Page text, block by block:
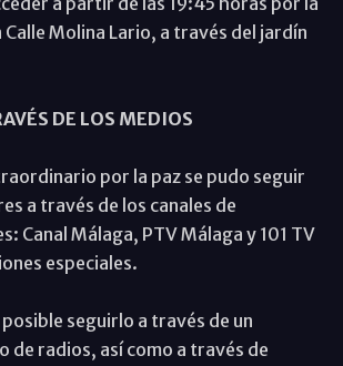
Molina Lario, a través del jardín
DE LOS MEDIOS
por la paz se pudo seguir
a través de los canales de
Canal Málaga, PTV Málaga y 101 TV
especiales.
seguirlo a través de un
de radios, así como a través de